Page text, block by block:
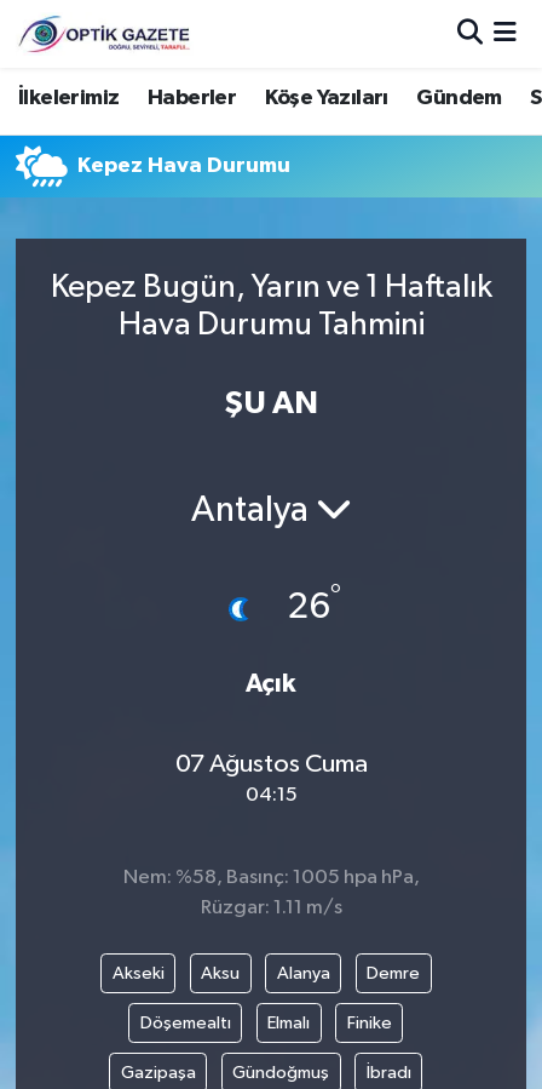
İlkelerimiz Haberler Köşe Yazıları Gündem
Kepez Hava Durumu
Kepez Bugün, Yarın ve 1 Haftalık
Hava Durumu Tahmini
ŞU AN
Antalya
26°
Açık
07 Ağustos Cuma
04:15
Nem: %58, Basınç: 1005 hpa hPa,
Rüzgar: 1.11 m/s
Akseki Aksu Alanya Demre
Döşemealtı Elmalı Finike
Gazipaşa Gündoğmuş İbradı
Nöbetçi Eczaneler
Hava Durumu
Trafik Durumu
Süper Lig Puan Durumu ve Fikstür